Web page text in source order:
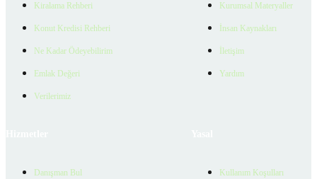
Kiralama Rehberi
Konut Kredisi Rehberi
Ne Kadar Ödeyebilirim
Emlak Değeri
Verilerimiz
Kurumsal Materyaller
İnsan Kaynakları
İletişim
Yardım
Danışman Bul Kullanım Koşulları